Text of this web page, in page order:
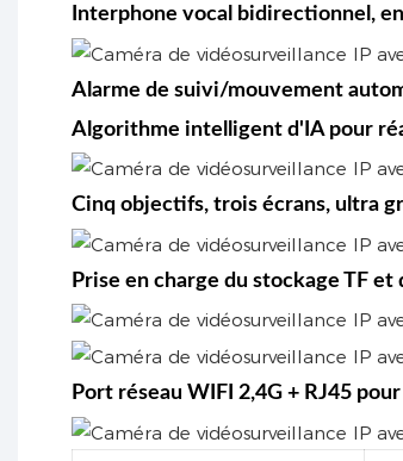
Interphone vocal bidirectionnel,
Alarme de suivi/mouvement
Algorithme intelligent d'IA pour
Cinq objectifs, trois écrans, ultra
Prise en charge du stockage TF
Port réseau WIFI 2,4G + RJ45